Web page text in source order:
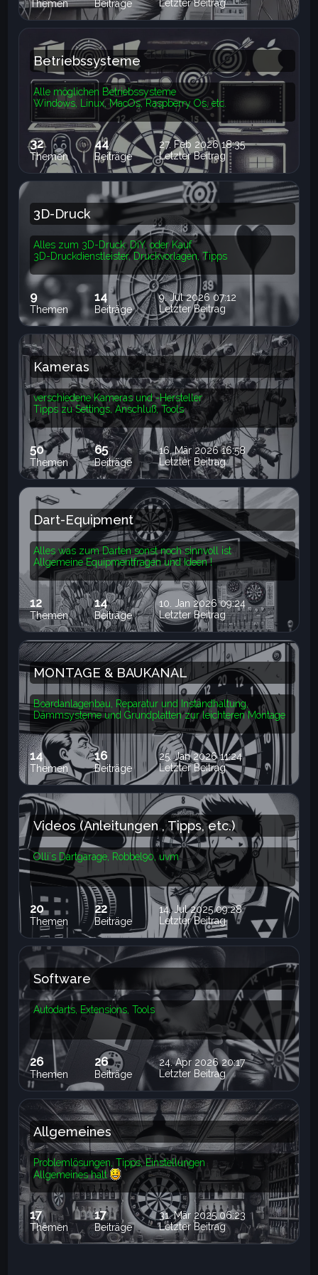
Themen Beiträge
Letzter Beitrag
Betriebssysteme
Alle möglichen Betriebssysteme
Windows, Linux, MacOs, Raspberry Os, etc.
32
Themen
44
Beiträge
27. Feb 2026 18:35
Letzter Beitrag
3D-Druck
Alles zum 3D-Druck: DiY, oder Kauf
3D-Druckdienstleister, Druckvorlagen, Tipps
9
Themen
14
Beiträge
9. Jul 2026 07:12
Letzter Beitrag
Kameras
verschiedene Kameras und -Hersteller
Tipps zu Settings, Anschluß, Tools
50
Themen
65
Beiträge
16. Mär 2026 16:58
Letzter Beitrag
Dart-Equipment
Alles was zum Darten sonst noch sinnvoll ist
Allgemeine Equipmentfragen und Ideen !
12
Themen
14
Beiträge
10. Jan 2026 09:24
Letzter Beitrag
MONTAGE & BAUKANAL
Boardanlagenbau, Reparatur und Instandhaltung,
Dämmsysteme und Grundplatten zur leichteren Montage
14
Themen
16
Beiträge
25. Jan 2026 11:24
Letzter Beitrag
Videos (Anleitungen , Tipps, etc.)
Olli´s Dartgarage, Robbel90, uvm
20
Themen
22
Beiträge
14. Jul 2025 09:28
Letzter Beitrag
Software
Autodarts, Extensions, Tools
26
Themen
26
Beiträge
24. Apr 2026 20:17
Letzter Beitrag
Allgemeines
Problemlösungen, Tipps, Einstellungen
Allgemeines halt
17
Themen
17
Beiträge
31. Mär 2025 06:23
Letzter Beitrag